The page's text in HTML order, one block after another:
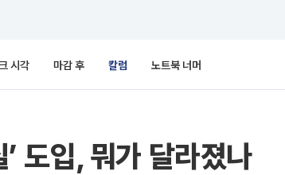
시각 마감 후 칼럼 노트북 너머
도입, 뭐가 달라졌나